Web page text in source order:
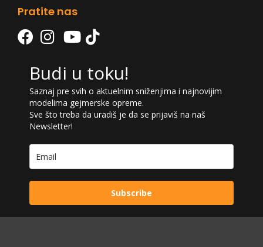
Pratite nas
Budi u toku!
Saznaj pre svih o aktuelnim sniženjima i najnovijim
modelima gejmerske opreme.
Sve što treba da uradiš je da se prijaviš na naš
Newsletter!
Subscribe